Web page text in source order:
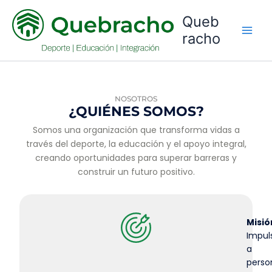
contenido
Queb
racho
NOSOTROS
¿QUIÉNES SOMOS?
Somos una organización que transforma vidas a
través del deporte, la educación y el apoyo integral,
creando oportunidades para superar barreras y
construir un futuro positivo.
a